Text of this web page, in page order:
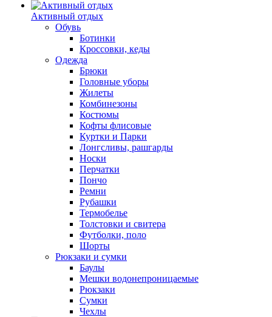
Активный отдых
Обувь
Ботинки
Кроссовки, кеды
Одежда
Брюки
Головные уборы
Жилеты
Комбинезоны
Костюмы
Кофты флисовые
Куртки и Парки
Лонгсливы, рашгарды
Носки
Перчатки
Пончо
Ремни
Рубашки
Термобелье
Толстовки и свитера
Футболки, поло
Шорты
Рюкзаки и сумки
Баулы
Мешки водонепроницаемые
Рюкзаки
Сумки
Чехлы